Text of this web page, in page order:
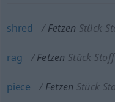
shred Fetzen Stück
rag Fetzen Stück Stoff
piece Fetzen Stück